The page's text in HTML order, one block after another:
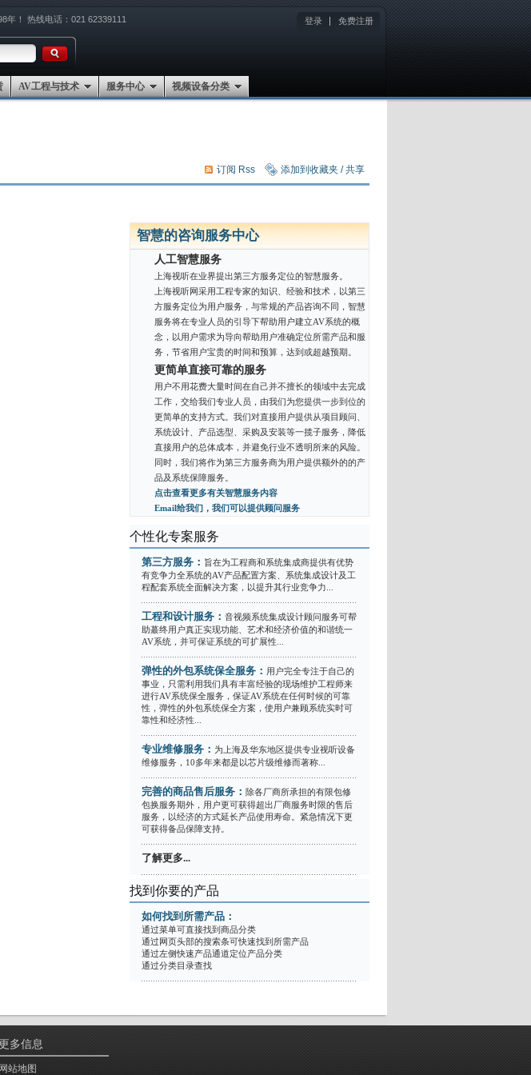
年！ 热线电话：021 62339111 登录 免费注册
AV工程与技术 服务中心 视频设备分类
订阅 Rss 添加到收藏夹 / 共享
智慧的咨询服务中心
人工智慧服务
上海视听在业界提出第三方服务定位的智慧服务。
上海视听网采用工程专家的知识、经验和技术，以第三
方服务定位为用户服务，与常规的产品咨询不同，智慧
服务将在专业人员的引导下帮助用户建立AV系统的概
念，以用户需求为导向帮助用户准确定位所需产品和服
务，节省用户宝贵的时间和预算，达到或超越预期。
更简单直接可靠的服务
用户不用花费大量时间在自己并不擅长的领域中去完成
工作，交给我们专业人员，由我们为您提供一步到位的
更简单的支持方式。我们对直接用户提供从项目顾问、
系统设计、产品选型、采购及安装等一揽子服务，降低
直接用户的总体成本，并避免行业不透明所来的风险。
同时，我们将作为第三方服务商为用户提供额外的的产
品及系统保障服务。
点击查看更多有关智慧服务内容
Email给我们，我们可以提供顾问服务
个性化专案服务
第三方服务： 旨在为工程商和系统集成商提供有优势
有竞争力全系统的AV产品配置方案、系统集成设计及工
程配套系统全面解决方案，以提升其行业竞争力...
工程和设计服务： 音视频系统集成设计顾问服务可帮
助蕞终用户真正实现功能、艺术和经济价值的和谐统一
AV系统，并可保证系统的可扩展性...
弹性的外包系统保全服务： 用户完全专注于自己的
事业，只需利用我们具有丰富经验的现场维护工程师来
进行AV系统保全服务，保证AV系统在任何时候的可靠
性，弹性的外包系统保全方案，使用户兼顾系统实时可
靠性和经济性...
专业维修服务： 为上海及华东地区提供专业视听设备
维修服务，10多年来都是以芯片级维修而著称...
完善的商品售后服务： 除各厂商所承担的有限包修
包换服务期外，用户更可获得超出厂商服务时限的售后
服务，以经济的方式延长产品使用寿命。紧急情况下更
可获得备品保障支持。
了解更多...
找到你要的产品
如何找到所需产品：
通过菜单可直接找到商品分类
通过网页头部的搜索条可快速找到所需产品
通过左侧快速产品通道定位产品分类
通过分类目录查找
更多信息
网站地图